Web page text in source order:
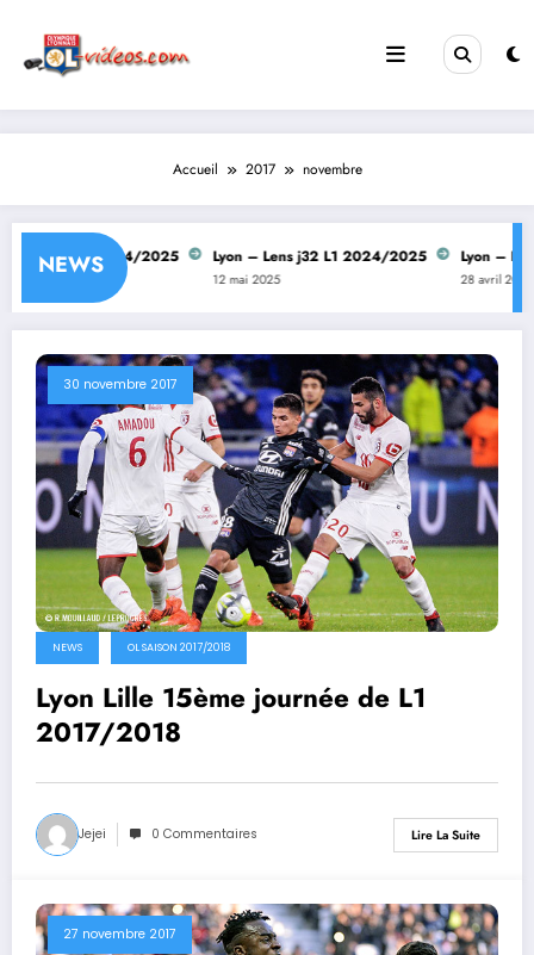
contenu
Accueil 2017 novembre
NEWS
j33 L1 2024/2025 Lyon – Lens j32 L1 2024/2025
12 mai 2025
Lyon – Rennes
28 avril 2025
30 novembre 2017
NEWS OL SAISON 2017/2018
Lyon Lille 15ème journée de L1
2017/2018
Jejei 0 Commentaires Lire La Suite
27 novembre 2017